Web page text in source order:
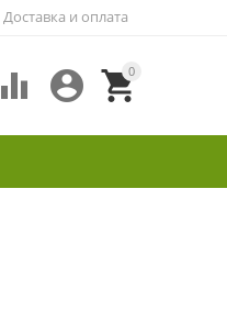
Доставка и оплата
0


